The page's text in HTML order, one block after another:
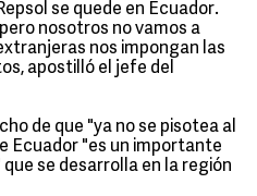
se quede en Ecuador.
nosotros no vamos a
nos impongan las
apostilló el jefe del
de que "ya no se pisotea al
Ecuador "es un importante
se desarrolla en la región